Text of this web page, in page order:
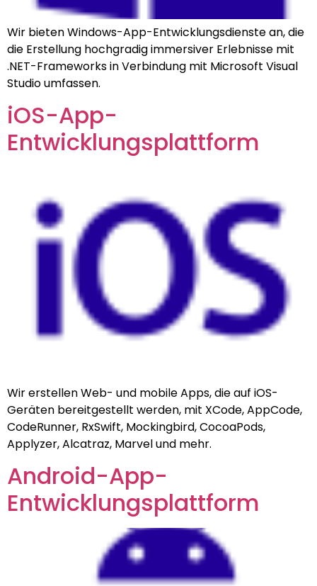
Wir bieten Windows-App-Entwicklungsdienste an, die
die Erstellung hochgradig immersiver Erlebnisse mit
.NET-Frameworks in Verbindung mit Microsoft Visual
Studio umfassen.
iOS-App-
Entwicklungsplattform
Wir erstellen Web- und mobile Apps, die auf iOS-
Geräten bereitgestellt werden, mit XCode, AppCode,
CodeRunner, RxSwift, Mockingbird, CocoaPods,
Applyzer, Alcatraz, Marvel und mehr.
Android-App-
Entwicklungsplattform